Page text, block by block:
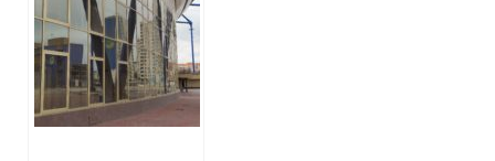
на частину
стадіону
“Металіст”